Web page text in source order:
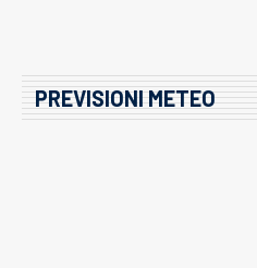
PREVISIONI METEO